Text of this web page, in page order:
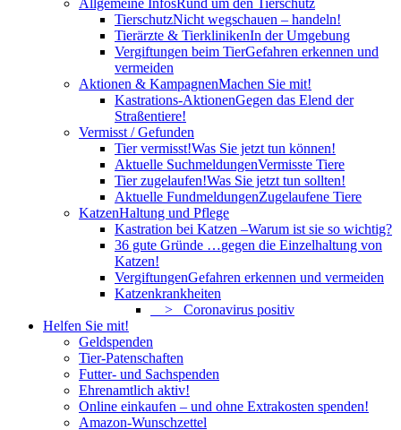
Allgemeine InfosRund um den Tierschutz
TierschutzNicht wegschauen – handeln!
Tierärzte & TierklinikenIn der Umgebung
Vergiftungen beim TierGefahren erkennen und
vermeiden
Aktionen & KampagnenMachen Sie mit!
Kastrations-AktionenGegen das Elend der
Straßentiere!
Vermisst / Gefunden
Tier vermisst!Was Sie jetzt tun können!
Aktuelle SuchmeldungenVermisste Tiere
Tier zugelaufen!Was Sie jetzt tun sollten!
Aktuelle FundmeldungenZugelaufene Tiere
KatzenHaltung und Pflege
Kastration bei Katzen –Warum ist sie so wichtig?
36 gute Gründe …gegen die Einzelhaltung von
Katzen!
VergiftungenGefahren erkennen und vermeiden
Katzenkrankheiten
> Coronavirus positiv
Helfen Sie mit!
Geldspenden
Tier-Patenschaften
Futter- und Sachspenden
Ehrenamtlich aktiv!
Online einkaufen – und ohne Extrakosten spenden!
Amazon-Wunschzettel